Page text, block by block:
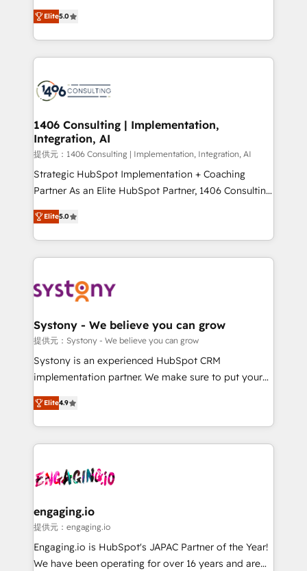
Inbound Campaign of the Year 🏆 Gold AVA Digital
Award for Best Website 🌟 Accreditations: CRM
expertise across Latin America and Southern
Europe, with teams across 7 countries. Born in Chile,
we combine local insight with international reach to
help businesses grow through technology, creativity,
500+ HubSpot implementations, building end-to-
inbound and loop marketing, content, and digital
creativity. Our multicultural team works in Spanish,
Portuguese, and English to design scalable strategies
that drive measurable growth. 🌎 Highlights: • 10+
years as a HubSpot partner. • 2023 Impact Awards:
Year LATAM 2022, 2023, 2024, 2025. • Partner of the
Year 2024. • Organizer of Aliados.ai (AI, marketing &
you grow faster, smarter, and with impact.
Elite5.0
1406 Consulting | Implementation,
Integration, AI
提供元：1406 Consulting | Implementation, Integration, AI
Strategic HubSpot Implementation + Coaching
Partner As an Elite HubSpot Partner, 1406 Consulting
helps mid-market revenue teams transform how
they sell, market, and serve. We don't just build your
HubSpot—we teach your team to own it, then stay
to help you keep winning. What We Do ⚙️ CRM
Data & Content 📈 Sales & Marketing Alignment +
Agent Creation 🔄 Custom Integrations & Data
Migration Why 1406 We become part of your team.
Your team learns while we build. We fix what others
broke. Built for mid-market reality—practical
constraints. By the Numbers 🏆 Top 1% of all
HubSpot partners 🔄 Top 5% globally in client
and sales ops at mid-market companies ready to
move beyond spreadsheets into unified systems
Elite5.0
Systony - We believe you can grow
提供元：Systony - We believe you can grow
Systony is an experienced HubSpot CRM
implementation partner. We make sure to put your
organization's needs and goals first and think along
with your organization. We are only satisfied once
you are too. Why Systony? - 20+ years of
experience with CRM, Marketing, Sales & Service
Own back-end developers - Complex data
View, SuperOffice) - Custom integrations (e.g. MS
Business Central, Navision, AX, SAP, Exact, AFAS) We
focus on growing B2B companies in the SME sector
such as manufacturing, SaaS, business services and
Elite4.9
engaging.io
提供元：engaging.io
Engaging.io is HubSpot's JAPAC Partner of the Year!
We have been operating for over 16 years and are